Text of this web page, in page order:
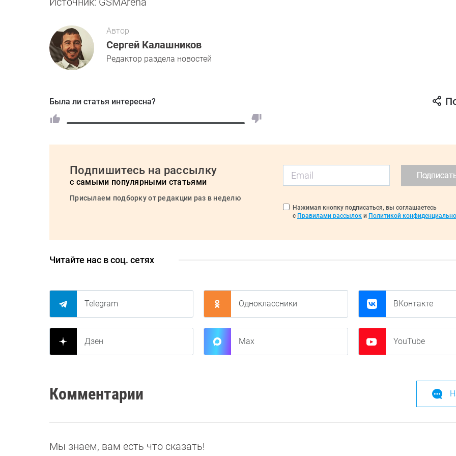
Автор
Сергей Калашников
Редактор раздела новостей
Была ли статья интересна?
Подпишитесь на рассылку
с самыми популярными статьями
Присылаем подборку от редакции раз в неделю
Нажимая кнопку подписаться, вы соглашаетесь
с Правилами рассылок и Политикой
Читайте нас в соц. сетях
Telegram Одноклассники ВКонтакте
Дзен Max YouTube
Комментарии
Мы знаем, вам есть что сказать!